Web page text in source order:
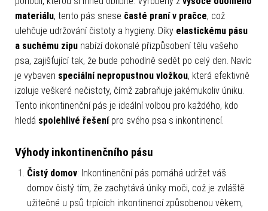
materiálu, tento pás snese časté praní v pračce, což
ulehčuje udržování čistoty a hygieny. Díky elastickému pásu
a suchému zipu nabízí dokonalé přizpůsobení tělu vašeho
psa, zajišťující tak, že bude pohodlně sedět po celý den. Navíc
je vybaven speciální nepropustnou vložkou, která efektivně
izoluje veškeré nečistoty, čímž zabraňuje jakémukoliv úniku.
Tento inkontinenční pás je ideální volbou pro každého, kdo
hledá spolehlivé řešenípro svého psa s inkontinencí.
Výhody inkontinenčního pásu
Čistý domov: Inkontinenční pás pomáhá udržet váš
domov čistý tím, že zachytává úniky moči, což je zvláště
užitečné u psů trpících inkontinencí způsobenou věkem,